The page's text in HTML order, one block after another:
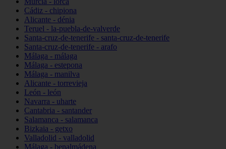
Cádiz - chipiona
Alicante - dénia
Teruel - la-puebla-de-valverde
Santa-cruz-de-tenerife - santa-cruz-de-tenerife
Santa-cruz-de-tenerife - arafo
Málaga - málaga
Málaga - estepona
Málaga - manilva
Alicante - torrevieja
León - león
Navarra - uharte
Cantabria - santander
Salamanca - salamanca
Bizkaia - getxo
Valladolid - valladolid
Málaga - benalmádena